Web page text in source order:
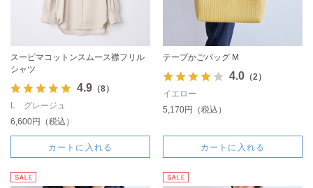
スーピマコットンスムース襟フリル
シャツ
4.9（8）
L グレージュ
6,600円（税込）
カートに入れる
テープかごバッグ M
4.0（2）
イエロー
5,170円（税込）
カートに入れる